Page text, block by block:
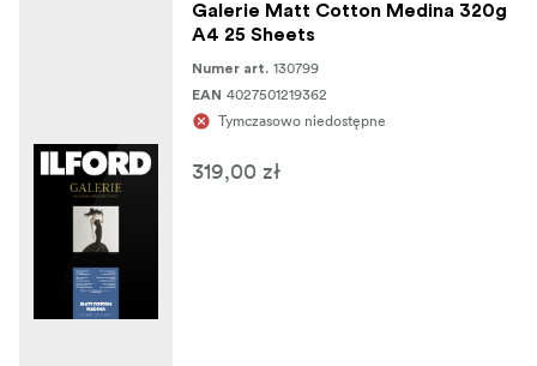
Galerie Matt Cotton Medina 320g
A4 25 Sheets
Numer art. 130799
EAN 4027501219362
Tymczasowo niedostępne
319,00 zł